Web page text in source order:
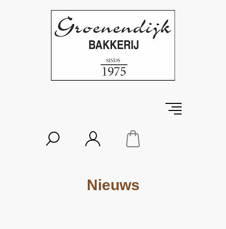
Nieuws